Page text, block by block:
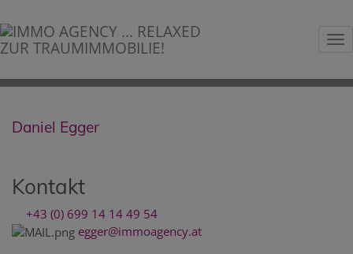
Daniel Egger
Kontakt
+43 (0) 699 14 14 49 54
egger@immoagency.at